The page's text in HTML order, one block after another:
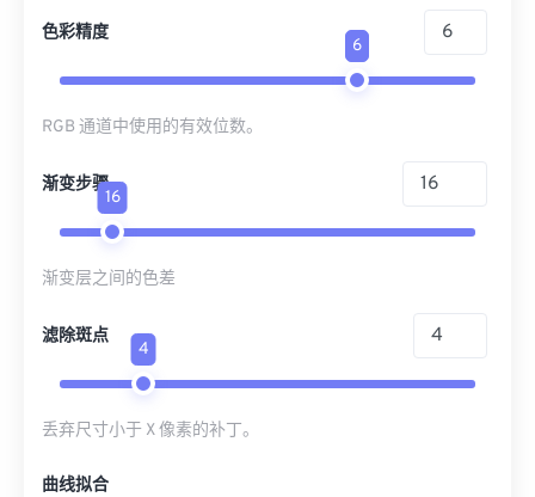
色彩精度
6
RGB 通道中使用的有效位数。
渐变步骤
16
渐变层之间的色差
滤除斑点
4
丢弃尺寸小于 X 像素的补丁。
曲线拟合